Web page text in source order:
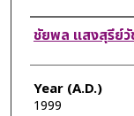
Author
ชัยพล แสงสุรีย์วั
Year (A.D.)
1999